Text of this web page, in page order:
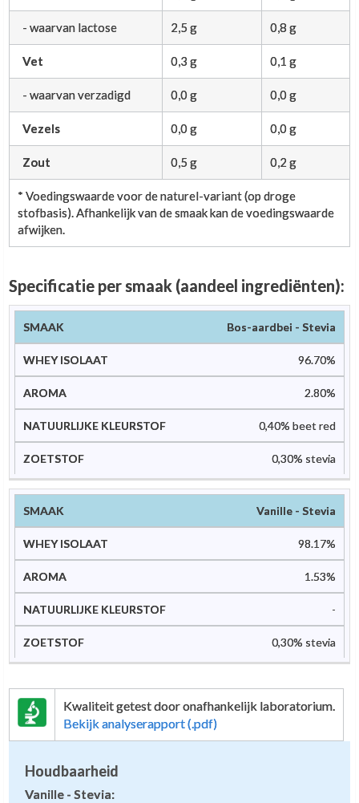
- waarvan lactose 2,5 g 0,8 g
Vet 0,3 g 0,1 g
- waarvan verzadigd 0,0 g 0,0 g
Vezels 0,0 g 0,0 g
Zout 0,5 g 0,2 g
* Voedingswaarde voor de naturel-variant (op droge
stofbasis). Afhankelijk van de smaak kan de voedingswaarde
afwijken.
Specificatie per smaak (aandeel ingrediënten):
Smaak
isolaat
Natuurlijke
kleurstof
Zoetstof
Bos-aardbei - Stevia
96.70%
2.80%
0,40% beet red
0,30% stevia
Vanille - Stevia
98.17%
1.53%
-
0,30% stevia
Kwaliteit getest door onafhankelijk laboratorium.
Bekijk analyserapport (.pdf)
Houdbaarheid
Vanille - Stevia: